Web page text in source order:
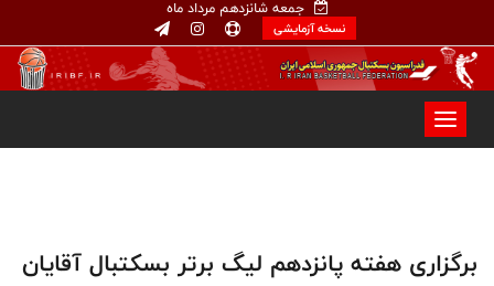
جمعه شانزدهم مرداد ماه
نسخه آزمایشی
برگزاری هفته پانزدهم لیگ برتر بسکتبال آقایان